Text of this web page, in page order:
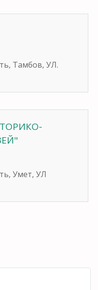
Тамбов, УЛ.
Умет, УЛ